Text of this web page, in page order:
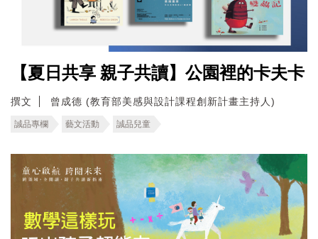
【夏日共享 親子共讀】公園裡的卡夫卡
撰文 曾成德 (教育部美感與設計課程創新計畫主持人)
誠品專欄 藝文活動 誠品兒童